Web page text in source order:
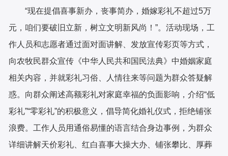
“现在提倡喜事新办，丧事简办，婚嫁彩礼不超过5万
元，咱们要破旧立新，树立文明新风尚！”。活动现场，工
作人员和志愿者通过面对面讲解、发放宣传彩页等方式，
向农牧民群众宣传《中华人民共和国民法典》中婚姻家庭
相关内容，并就彩礼习俗、人情往来等问题为群众答疑解
惑。向群众阐述高额彩礼对家庭幸福的负面影响，介绍“低
彩礼”“零彩礼”的积极意义，倡导简化婚礼仪式，拒绝铺张
浪费。工作人员用通俗易懂的语言结合身边事例，为群众
详细讲解天价彩礼、红白喜事大操大办、铺张攀比、厚葬